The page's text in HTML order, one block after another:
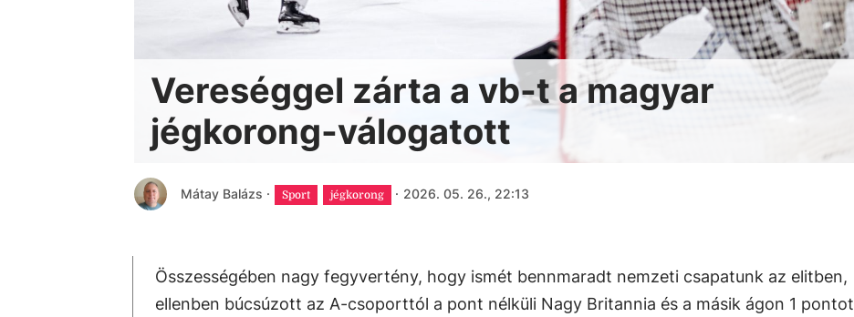
Vereséggel zárta a vb-t a magyar
jégkorong-válogatott
Mátay Balázs · Sport jégkorong · 2026. 05. 26., 22:13
Összességében nagy fegyvertény, hogy ismét bennmaradt nemzeti csapatunk az elitben,
ellenben búcsúzott az A-csoporttól a pont nélküli Nagy Britannia és a másik ágon 1 pontot